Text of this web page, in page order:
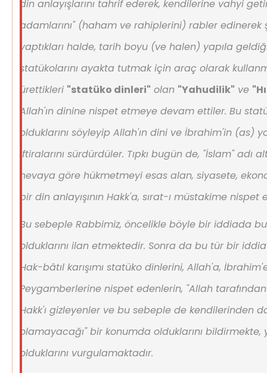
din anlayışlarını tahrif ederek, kendilerine vahyi
adamlarını" (haham ve rahiplerini) rabler edinerek
yaptıkları halde, tarih boyu (ve halen) yapıla
statükolarını ayakta tutmak için araç olarak
ürettikleri "statüko dinleri" olan "Yahudilik" ve
Allah'ın dinine nispet etmeye devam ettiler. Bu
olduklarını söyleyip Allah'ın dini ve İbrahim'in (as)
iftiralarını sürdürdüler. Tıpkı bugün de, "İslam" adı
hevaya göre hükmetmeyi esas alan, siyasete,
bir din anlayışının Hakk'a, sırat-ı müstakime nispet
Bu sebeple Rabbimiz, öncelikle böyle bir iddiada
olduklarını ilan etmektedir. Sonra da bu tür bir
Hak-bâtıl karışımı statüko dinlerini, Allah'a,
Peygamberlerine nispet edenlerin, "Allah
Hakk'ı gizleyenler ve bu sebeple de kendilerinden
olamayacağı" bir konumda olduklarını
olduklarını vurgulamaktadır.